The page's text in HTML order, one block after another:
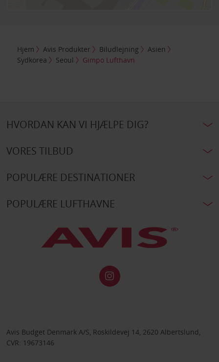
Hjem Avis Produkter Biludlejning
Asien
Sydkorea
Seoul Gimpo Lufthavn
HVORDAN KAN VI HJÆLPE DIG?
VORES TILBUD
POPULÆRE DESTINATIONER
POPULÆRE LUFTHAVNE
Avis Budget Denmark A/S, Roskildevej 14, 2620 Albertslund,
CVR: 19673146